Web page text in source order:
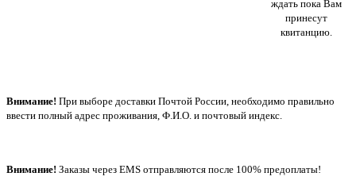
ждать пока Вам
принесут
квитанцию.
Внимание! При выборе доставки Почтой России, необходимо правильно
ввести полный адрес проживания, Ф.И.О. и почтовый индекс.
Внимание! Заказы через EMS отправляются после 100% предоплаты!